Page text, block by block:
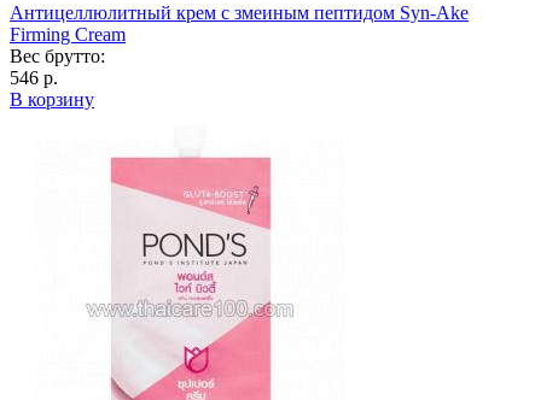
Антицеллюлитный крем с змеиным пептидом Syn-Ake
Firming Cream
Вес брутто:
546 р.
В корзину